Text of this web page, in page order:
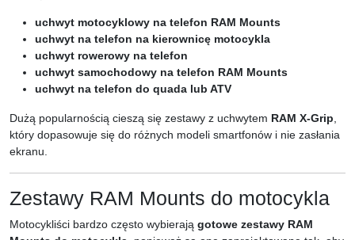
uchwyt motocyklowy na telefon RAM Mounts
uchwyt na telefon na kierownicę motocykla
uchwyt rowerowy na telefon
uchwyt samochodowy na telefon RAM Mounts
uchwyt na telefon do quada lub ATV
Dużą popularnością cieszą się zestawy z uchwytem RAM X-Grip
który dopasowuje się do różnych modeli smartfonów i nie zasłania
ekranu.
Zestawy RAM Mounts do motocykla
Motocykliści bardzo często wybierają gotowe zestawy RAM